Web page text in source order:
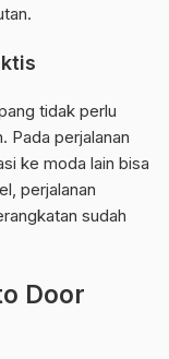
tidak perlu
Pada perjalanan
ke moda lain bisa
perjalanan
sudah
Door